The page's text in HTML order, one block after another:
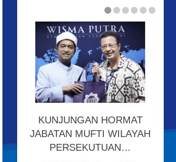
KUNJUNGAN HORMAT
JABATAN MUFTI WILAYAH
PERSEKUTUAN…